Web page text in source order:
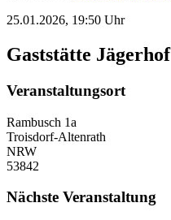
25.01.2026, 19:50 Uhr
Gaststätte Jägerhof
Veranstaltungsort
Rambusch 1a
Troisdorf-Altenrath
NRW
53842
Nächste Veranstaltung